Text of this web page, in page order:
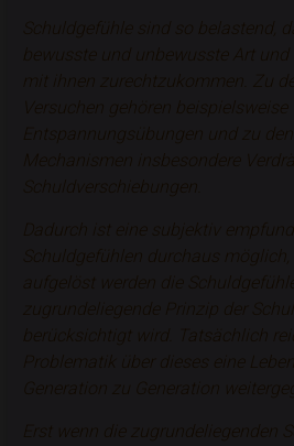
Schuldgefühle
sind so belastend,
bewusste und unbewusste Art und
mit ihnen zurechtzukommen. Zu
Versuchen gehören
Entspannungsübungen und zu
Mechanismen insbesondere
Schuldverschiebungen.
Dadurch ist eine subjektiv
Schuldgefühlen durchaus
aufgelöst werden die
zugrundeliegende Prinzip der
berücksichtigt wird. Tatsächlich
Problematik über dieses eine
Generation zu Generation
Erst wenn die zugrundeliegenden